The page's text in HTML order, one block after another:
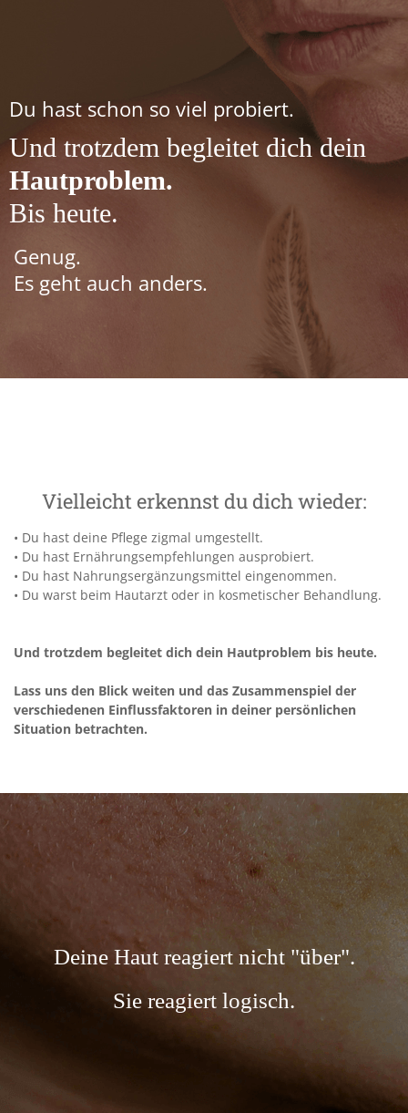
Du hast schon so viel probiert.
Und trotzdem begleitet dich dein
Hautproblem.
Bis heute.
Genug.
Es geht auch anders.
Vielleicht erkennst du dich wieder:
• Du hast deine Pflege zigmal umgestellt.
• Du hast Ernährungsempfehlungen ausprobiert.
• Du hast Nahrungsergänzungsmittel eingenommen.
• Du warst beim Hautarzt oder in kosmetischer Behandlung.
Und trotzdem begleitet dich dein Hautproblem bis heute.
Lass uns den Blick weiten und das Zusammenspiel der
verschiedenen Einflussfaktoren in deiner persönlichen
Situation betrachten.
Deine Haut reagiert nicht "über".
Sie reagiert logisch.